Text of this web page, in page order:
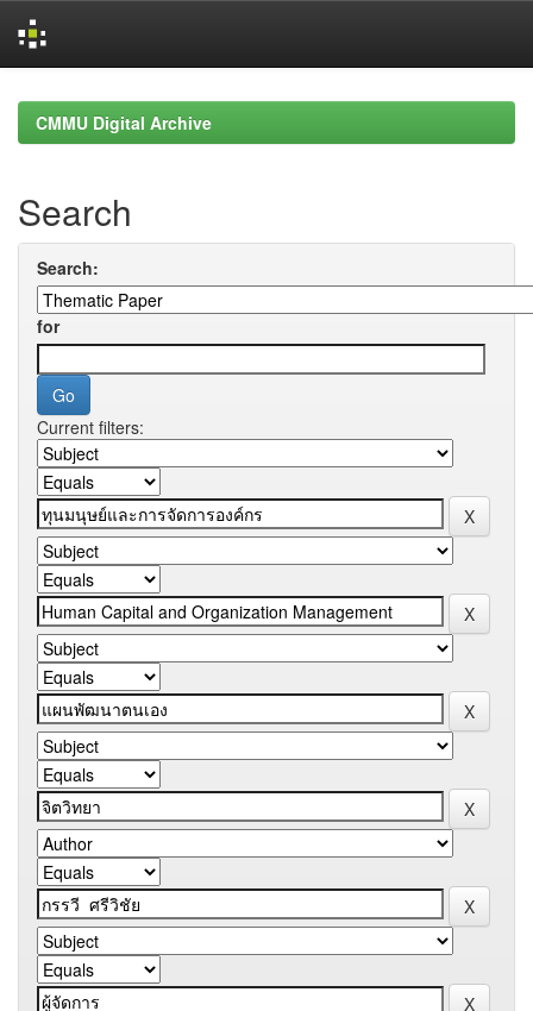
navigationCMMU Digital Archive
Search
Search:
for
Current filters: